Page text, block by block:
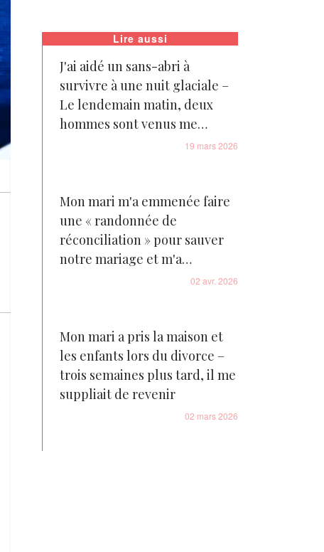
Lire aussi
J'ai aidé un sans-abri à
survivre à une nuit glaciale –
Le lendemain matin, deux
hommes sont venus me
chercher dans une grosse19 mars 2026
Mon mari m'a emmenée faire
une « randonnée de
réconciliation » pour sauver
notre mariage et m'a
soleil
02 avr. 2026
Mon mari a pris la maison et
les enfants lors du divorce –
trois semaines plus tard, il me
suppliait de revenir
02 mars 2026